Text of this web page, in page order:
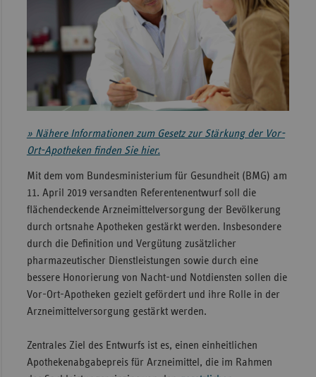
» Nähere Informationen zum Gesetz zur Stärkung der Vor-
Ort-Apotheken finden Sie hier.
Mit dem vom Bundesministerium für Gesundheit (BMG) am
11. April 2019 versandten Referentenentwurf soll die
flächendeckende Arzneimittelversorgung der Bevölkerung
durch ortsnahe Apotheken gestärkt werden. Insbesondere
durch die Definition und Vergütung zusätzlicher
pharmazeutischer Dienstleistungen sowie durch eine
bessere Honorierung von Nacht-und Notdiensten sollen die
Vor-Ort-Apotheken gezielt gefördert und ihre Rolle in der
Arzneimittelversorgung gestärkt werden.
Zentrales Ziel des Entwurfs ist es, einen einheitlichen
Apothekenabgabepreis für Arzneimittel, die im Rahmen